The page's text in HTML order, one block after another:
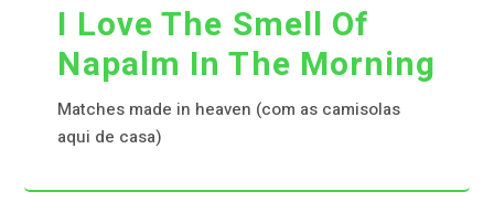
I Love The Smell Of
Napalm In The Morning
Matches made in heaven (com as camisolas
aqui de casa)